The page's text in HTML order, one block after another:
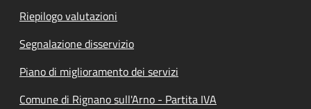
Riepilogo valutazioni
Segnalazione disservizio
Piano di miglioramento dei servizi
Comune di Rignano sull'Arno - Partita IVA